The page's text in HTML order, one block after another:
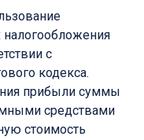
с
кодекса.
прибыли суммы
средствами
стоимость